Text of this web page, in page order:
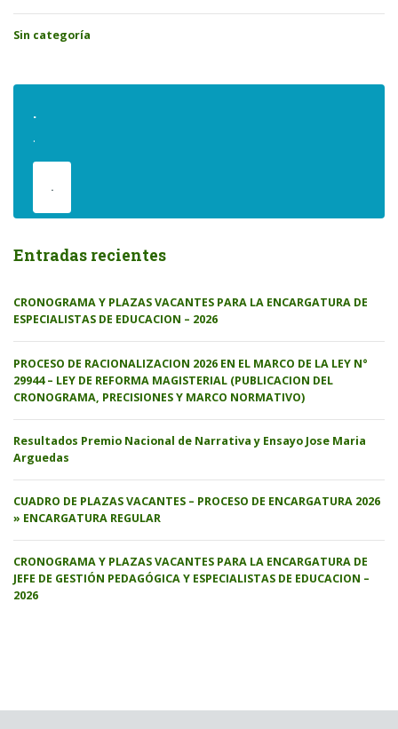
Sin categoría
.
.
.
Entradas recientes
CRONOGRAMA Y PLAZAS VACANTES PARA LA ENCARGATURA DE
ESPECIALISTAS DE EDUCACION – 2026
PROCESO DE RACIONALIZACION 2026 EN EL MARCO DE LA LEY N°
29944 – LEY DE REFORMA MAGISTERIAL (PUBLICACION DEL
CRONOGRAMA, PRECISIONES Y MARCO NORMATIVO)
Resultados Premio Nacional de Narrativa y Ensayo Jose Maria
Arguedas
CUADRO DE PLAZAS VACANTES – PROCESO DE ENCARGATURA 2026
» ENCARGATURA REGULAR
CRONOGRAMA Y PLAZAS VACANTES PARA LA ENCARGATURA DE
JEFE DE GESTIÓN PEDAGÓGICA Y ESPECIALISTAS DE EDUCACION –
2026